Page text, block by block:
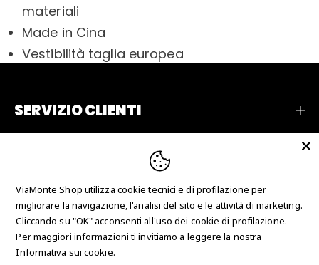
materiali
Made in Cina
Vestibilità taglia europea
SERVIZIO CLIENTI
CONTATTI
Copyright © 2026 Just Collection Man srl - P.IVA
IT03625700780 - N° REA CS-247666
ViaMonte Shop utilizza cookie tecnici e di profilazione per
migliorare la navigazione, l'analisi del sito e le attività di marketing.
Cliccando su "OK" acconsenti all'uso dei cookie di profilazione.
Per maggiori informazioni ti invitiamo a leggere la nostra
Informativa sui cookie.